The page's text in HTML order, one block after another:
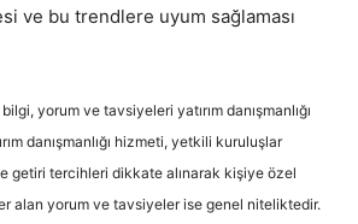
ve bu trendlere uyum sağlaması
yorum ve tavsiyeleri yatırım danışmanlığı
danışmanlığı hizmeti, yetkili kuruluşlar
getiri tercihleri dikkate alınarak kişiye özel
alan yorum ve tavsiyeler ise genel niteliktedir.